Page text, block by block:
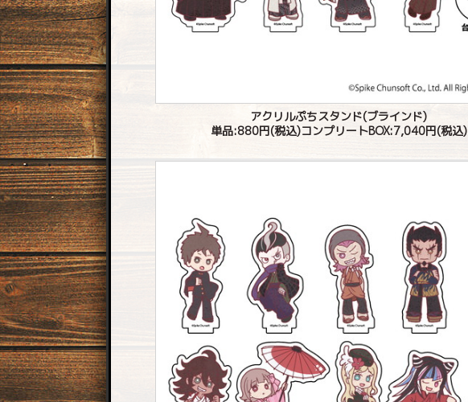
アクリルぷちスタンド(ブラインド)
単品:880円(税込)コンプリートBOX:7,040円(税込)